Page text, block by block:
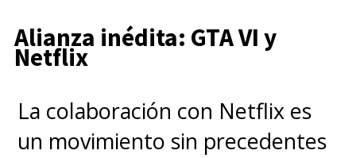
Alianza inédita: GTA VI y
Netflix
La colaboración con Netflix es
un movimiento sin precedentes